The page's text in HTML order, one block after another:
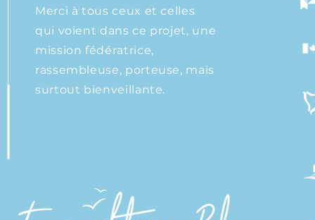
Merci à tous ceux et celles
qui voient dans ce projet, une
mission fédératrice,
rassembleuse, porteuse, mais
surtout bienveillante.